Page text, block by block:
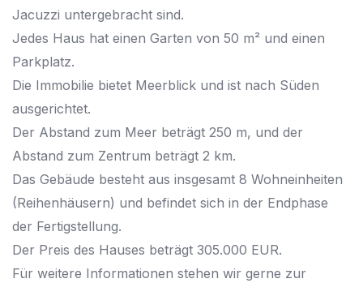
Jacuzzi untergebracht sind.
Jedes Haus hat einen Garten von 50 m² und einen
Parkplatz.
Die Immobilie bietet Meerblick und ist nach Süden
ausgerichtet.
Der Abstand zum Meer beträgt 250 m, und der
Abstand zum Zentrum beträgt 2 km.
Das Gebäude besteht aus insgesamt 8 Wohneinheiten
(Reihenhäusern) und befindet sich in der Endphase
der Fertigstellung.
Der Preis des Hauses beträgt 305.000 EUR.
Für weitere Informationen stehen wir gerne zur